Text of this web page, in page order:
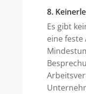
8.
Es gibt
eine feste